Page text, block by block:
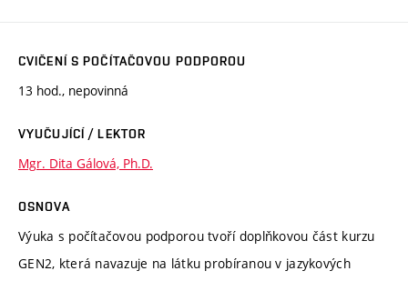
CVIČENÍ S POČÍTAČOVOU PODPOROU
13 hod., nepovinná
VYUČUJÍCÍ / LEKTOR
Mgr. Dita Gálová, Ph.D.
OSNOVA
Výuka s počítačovou podporou tvoří doplňkovou část kurzu
GEN2, která navazuje na látku probíranou v jazykových